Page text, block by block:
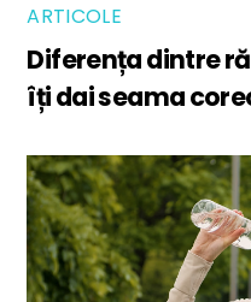
ARTICOLE
Diferența dintre
îți dai seama